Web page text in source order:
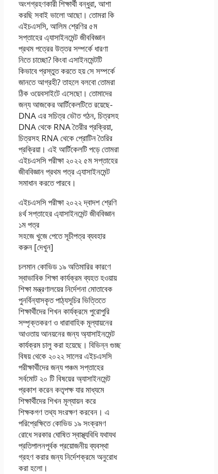
অংশগ্রহণকারী শিক্ষার্থী বন্ধুরা, আশা
করছি সবাই ভালো আছো। তোমরা কি
এইচএসসি, আলিম শ্রেণির ৫ম
সপ্তাহের এ্যাসাইনমেন্ট জীববিজ্ঞান
প্রথম পত্রের উত্তর সম্পর্কে ধারণা
নিতে চাচ্ছো? কিংবা এসাইনমেন্টটি
কিভাবে প্রস্তুত করতে হয় সে সম্পর্কে
জানতে আগ্রহী? তাহলে বলবো তোমরা
ঠিক ওয়েবসাইটে এসেছো। তোমাদের
জন্য আজকের আর্টিকেলটিতে রয়েছে-
DNA এর সচিত্র ভৌত গঠন, চিত্রসহ
DNA থেকে RNA তৈরীর প্রক্রিয়া,
চিত্রসহ RNA থেকে প্রোটিন তৈরির
প্রক্রিয়া। এই আর্টিকেলটি পড়ে তোমরা
এইচএসসি পরীক্ষা ২০২২ ৫ম সপ্তাহের
জীববিজ্ঞান প্রথম পত্র এ্যাসাইনমেন্ট
সমাধান করতে পারবে।
এইচএসসি পরীক্ষা ২০২২ দ্বাদশ শ্রেণি
৪র্থ সপ্তাহের এ্যাসাইনমেন্ট জীববিজ্ঞান
১ম পত্র
সহজে খুজে পেতে সূচীপত্র ব্যবহার
করুন [দেখুন]
চলমান কোভিড ১৯ অতিমারির কারণে
স্বাভাবিক শিক্ষা কার্যক্রম ব্যহত হওয়ায়
শিক্ষা মন্ত্রণালয়ের নির্দেশনা মােতাবেক
পুনর্বিন্যাসকৃত পাঠ্যসূচির ভিত্তিতে
শিক্ষার্থীদের শিখন কার্যক্রমে পুরােপুরি
সম্পৃক্তকরণ ও ধারাবাহিক মূল্যায়নের
আওতায় আনয়নের জন্য অ্যাসাইনমেন্ট
কার্যক্রম চালু করা হয়েছে। বিভিন্ন গুচ্ছ
বিষয় থেকে ২০২২ সালের এইচএসসি
পরীক্ষার্থীদের জন্য পঞ্চম সপ্তাহের
সর্বমোট ২০ টি বিষয়ের অ্যাসাইনমেন্ট
প্রকাশ করেন কতৃপক্ষ যার মাধ্যমে
শিক্ষার্থীদের শিখন মূল্যায়ন করে
শিক্ষকগণ তথ্য সংরক্ষণ করবেন। এ
পরিপ্রেক্ষিতে কোভিড ১৯ সংক্রমণ
রােধে সরকার ঘােষিত স্বাস্থ্যবিধি যথাযথ
প্রতিপালনপূর্বক প্রয়ােজনীয় ব্যবস্থা
গ্রহণ করার জন্য নির্দেশক্রমে অনুরােধ
করা হলাে।